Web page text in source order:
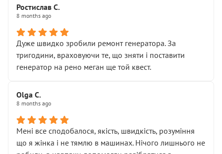
Хотілося б більше:
• належної уваги до авто
• прозорості в роботах і рахунках
• реальної діагностики, а не формального
“подивились і поїхав”
На жаль, складається враження, що сервіс працює не
Стосовно комунікації - все добре
звертатися до цього автосервісу.
Ростислав С.
8 months ago
Дуже швидко зробили ремонт генератора. За
тригодини, враховуючи те, що зняти і поставити
генератор на рено меган ще той квест.
Olga С.
8 months ago
Мені все сподобалося, якість, швидкість, розуміння
що я жінка і не тямлю в машинах. Нічого лишнього не